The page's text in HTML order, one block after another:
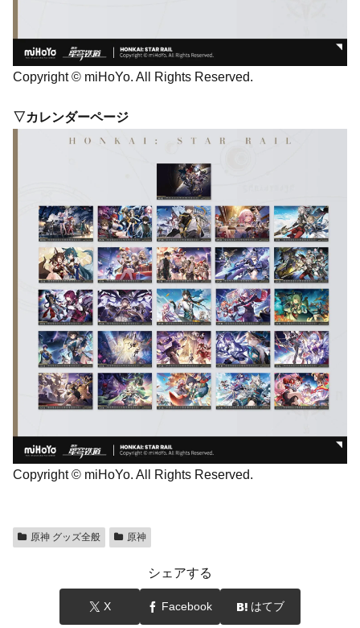
Copyright © miHoYo. All Rights Reserved.
▽カレンダーページ
Copyright © miHoYo. All Rights Reserved.
原神 グッズ全般 原神
シェアする
X Facebook はてブ